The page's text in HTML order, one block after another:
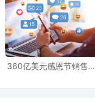
360亿美元感恩节销售额